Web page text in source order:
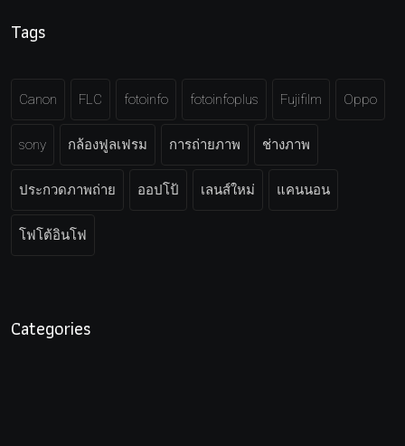
Tags
Canon FLC fotoinfo fotoinfoplus Fujifilm Oppo
sony กล้องฟูลเฟรม การถ่ายภาพ ช่างภาพ
ประกวดภาพถ่าย ออปโป้ เลนส์ใหม่ แคนนอน
โฟโต้อินโฟ
Categories